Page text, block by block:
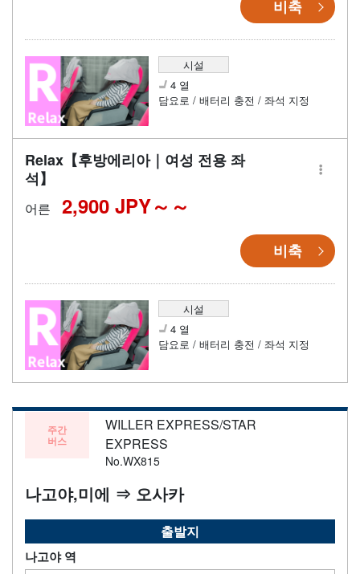
비축
시설
4 열
담요로 / 배터리 충전 / 좌석 지정
Relax【후방에리아｜여성 전용 좌
석】
어른 2,900 JPY～
비축
시설
4 열
담요로 / 배터리 충전 / 좌석 지정
주간
버스
WILLER EXPRESS/STAR
EXPRESS
No.WX815
나고야,미에 ⇒ 오사카
출발지
나고야 역